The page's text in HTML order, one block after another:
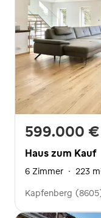
599.000 €
Haus zum Kauf
6 Zimmer · 223
Kapfenberg